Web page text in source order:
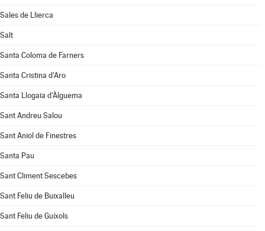
Sales de Llierca
Salt
Santa Coloma de Farners
Santa Cristina d'Aro
Santa Llogaia d'Àlguema
Sant Andreu Salou
Sant Aniol de Finestres
Santa Pau
Sant Climent Sescebes
Sant Feliu de Buixalleu
Sant Feliu de Guíxols